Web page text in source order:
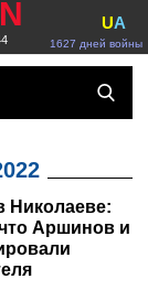
N
1627 дней войны
UA
Николаеве:
Аршинов и